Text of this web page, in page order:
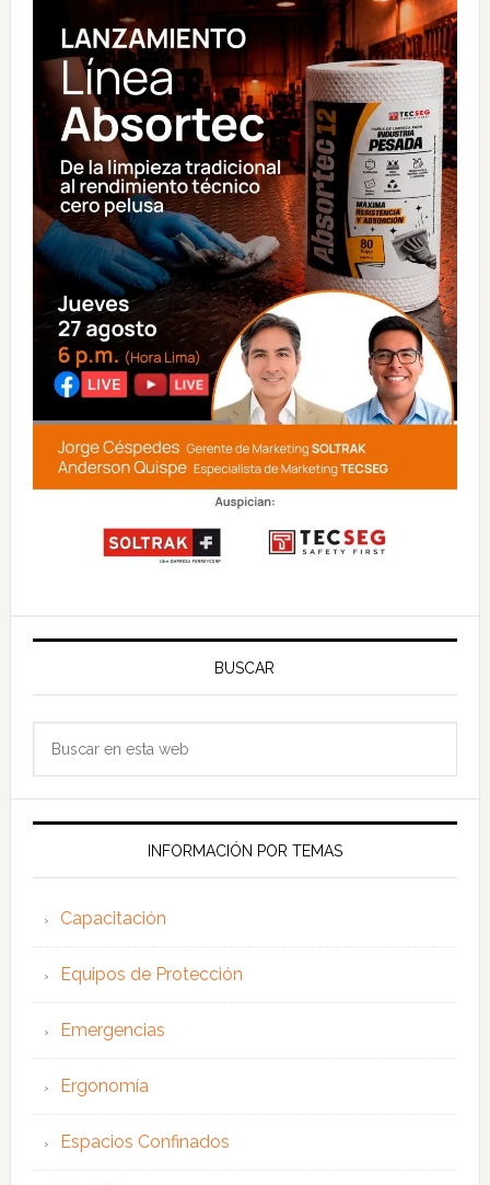
BUSCAR
web
INFORMACIÓN POR TEMAS
Capacitación
Equipos de Protección
Emergencias
Ergonomía
Espacios Confinados